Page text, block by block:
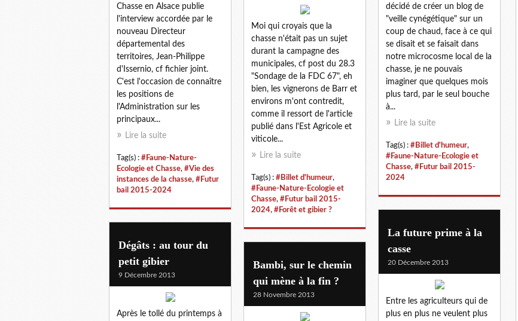
Chasse en Alsace publie
l'interview accordée par le
nouveau Directeur
départemental des
territoires, Jean-Philippe
d'Issernio, cf fichier joint.
C'est l'occasion de connaître
les positions de
l'Administration sur les
principaux...
Lire la suite
Tag(s) : #Faune-Nature-
Ecologie et Chasse, #Vie des
instances de la chasse, #Futur
bail 2015-2024
Moi qui croyais que la
chasse n'était pas un sujet
durant la campagne des
municipales, cf post du 28.3
"Sondage de la FDC 67", eh
bien, les vignerons de Barr et
environs m'ont contredit,
comme il ressort de l'article
publié dans l'Est Agricole et
viticole...
Lire la suite
Tag(s) : #Billet d'humeur,
#Faune-Nature-Ecologie et
Chasse, #Futur bail 2015-
2024, #Forêt et gibier ?
décidé de créer un blog de
"veille cynégétique" sur un
coup de chaud, face à ce qui
se disait et se faisait dans
notre microcosme local de la
chasse, je ne pouvais
imaginer que quelques mois
plus tard, par le seul bouche
à...
Lire la suite
Tag(s) : #Billet d'humeur,
#Faune-Nature-Ecologie et
Chasse, #Futur bail 2015-
2024
La future prime à la
casse
20 Décembre 2013
Entre les agriculteurs qui de
plus en plus ne veulent plus
Dégâts : au tour du
petit gibier
9 Décembre 2013
Après le tollé du printemps à
Bambi, sur le chemin
qui mène à la fin ?
28 Novembre 2013